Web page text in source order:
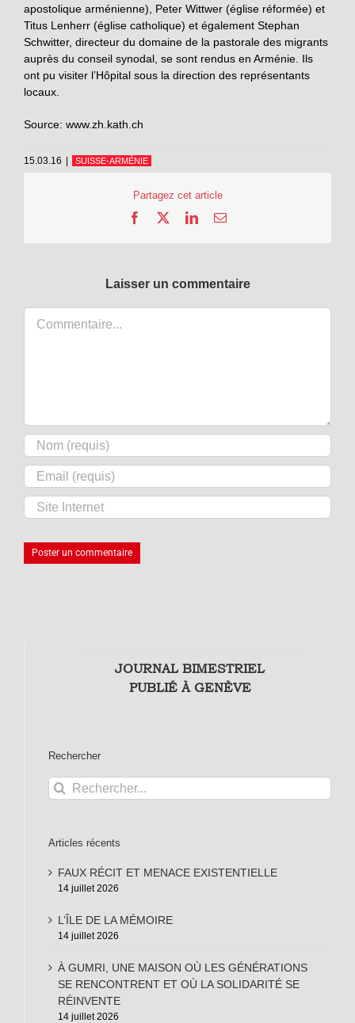
apostolique arménienne), Peter Wittwer (église réformée) et
Titus Lenherr (église catholique) et également Stephan
Schwitter, directeur du domaine de la pastorale des migrants
auprès du conseil synodal, se sont rendus en Arménie. Ils
ont pu visiter l’Hôpital sous la direction des représentants
locaux.
Source: www.zh.kath.ch
15.03.16 SUISSE-ARMÉNIE
Partagez cet article
Facebook LinkedInEmail
Laisser un commentaire
Commentaire
JOURNAL BIMESTRIEL
PUBLIÉ À GENÈVE
Rechercher
Rechercher:
Articles récents
FAUX RÉCIT ET MENACE EXISTENTIELLE
14 juillet 2026
L’ÎLE DE LA MÉMOIRE
14 juillet 2026
À GUMRI, UNE MAISON OÙ LES GÉNÉRATIONS
SE RENCONTRENT ET OÙ LA SOLIDARITÉ SE
RÉINVENTE
14 juillet 2026